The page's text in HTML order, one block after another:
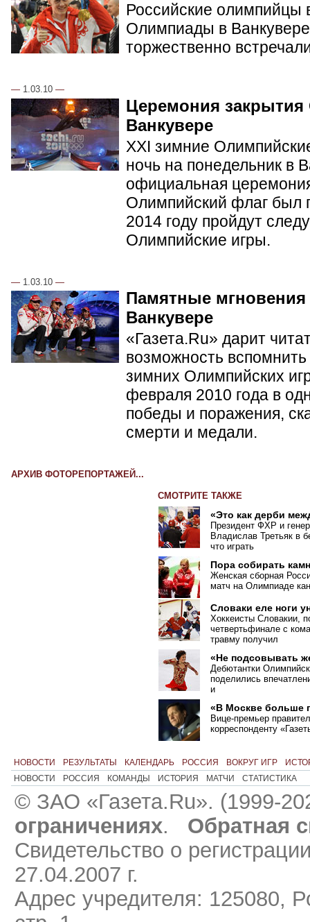
Российские олимпийцы
Олимпиады в
торжественно
— 1.03.10 —
Церемония
Ванкувере
XXI зимние
ночь на понедельник в
официальная
Олимпийский флаг был
2014 году пройдут
Олимпийские игры.
— 1.03.10 —
Памятные
Ванкувере
«Газета.Ru» дарит
возможность
зимних Олимпийских
февраля 2010 года в
победы и поражения,
смерти и медали.
АРХИВ ФОТОРЕПОРТАЖЕЙ...
СМОТРИТЕ ТАКЖЕ
«Это как дерби
Президент ФХР и
Владислав Третьяк в
что играть
Пора собирать
Женская сборная
матч на Олимпиаде
Словаки еле ноги
Хоккеисты Словакии,
четвертьфинале с
травму получил
«Не подсовывать
Дебютантки
поделились
и
«В Москве больше
Вице-премьер
корреспонденту
НОВОСТИ РЕЗУЛЬТАТЫ КАЛЕНДАРЬ РОССИЯ ВОКРУГ ИГР
НОВОСТИ
РОССИЯ КОМАНДЫ ИСТОРИЯ МАТЧИ СТАТИСТИКА
© ЗАО «Газета.Ru». (1999-
ограничениях.
Обратная
Свидетельство о
27.04.2007 г.
Адрес учредителя: 125080,